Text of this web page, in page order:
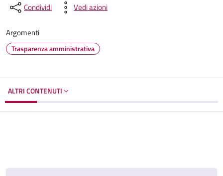
Condividi Vedi azioni
Argomenti
Trasparenza amministrativa
ALTRI CONTENUTI